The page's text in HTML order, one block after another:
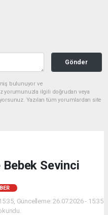
Gönder
bulunuyor ve
yorumunuzla ilgili doğrudan veya
Yazılan tüm yorumlardan site
Sevinci
Güncelleme: 26.07.2026 - 15:35